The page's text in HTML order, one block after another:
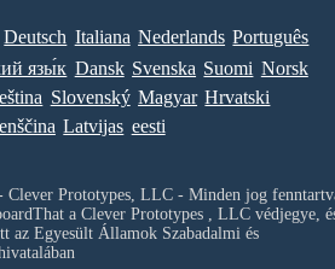
Deutsch Italiana Nederlands Português
язы́к Dansk Svenska Suomi Norsk
Slovenský Magyar Hrvatski
Latvijas eesti
Clever Prototypes, LLC - Minden jog
a Clever Prototypes , LLCvédjegye,
az Egyesült Államok Szabadalmi és